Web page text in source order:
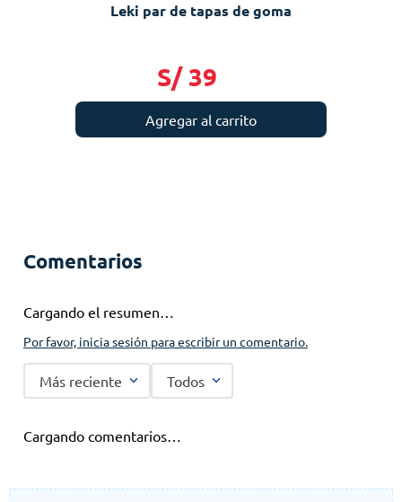
Leki par de tapas de goma
S/ 39
Agregar al carrito
Comentarios
Cargando el resumen…
Por favor, inicia sesión para escribir un comentario.
Más reciente Todos
Cargando comentarios…